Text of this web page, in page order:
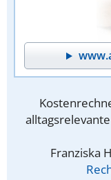
Franziska